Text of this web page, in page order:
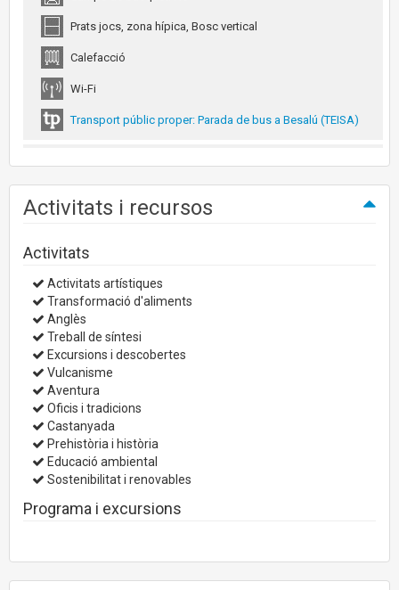
Prats jocs, zona hípica, Bosc vertical
Calefacció
Wi-Fi
Transport públic proper: Parada de bus a Besalú (TEISA)
Activitats i recursos
Activitats
Activitats artístiques
Transformació d'aliments
Anglès
Treball de síntesi
Excursions i descobertes
Vulcanisme
Aventura
Oficis i tradicions
Castanyada
Prehistòria i història
Educació ambiental
Sostenibilitat i renovables
Programa i excursions